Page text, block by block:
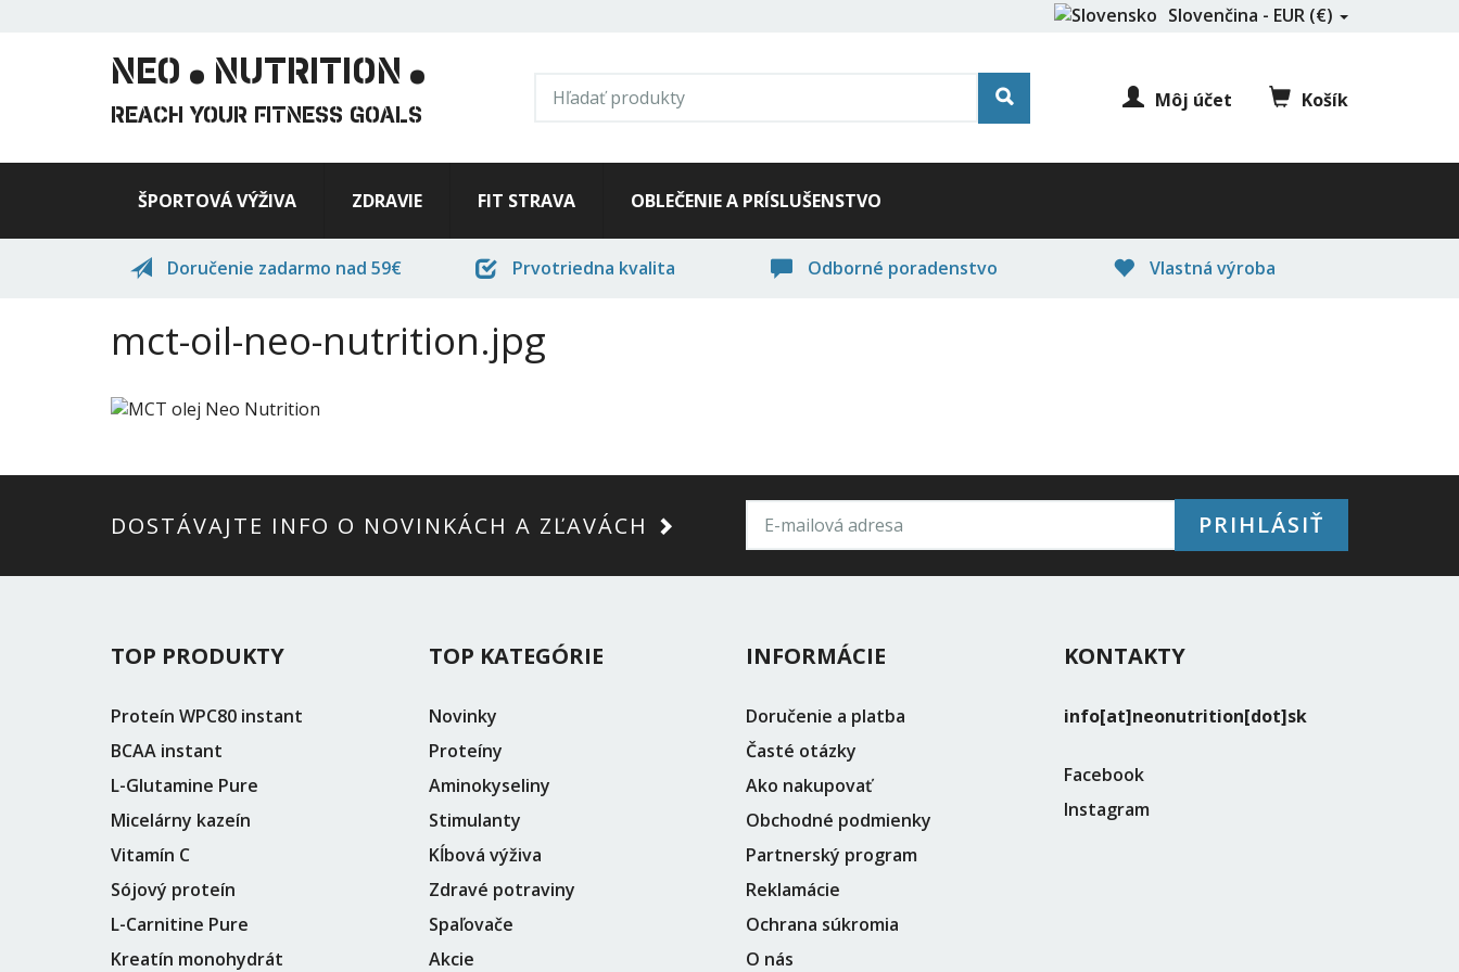
Slovenčina - EUR (€)
NEO . NUTRITION .
REACH YOUR FITNESS GOALS
Môj účet Košík
ŠPORTOVÁ VÝŽIVA ZDRAVIE FIT STRAVA OBLEČENIE A PRÍSLUŠENSTVO
Doručenie zadarmo nad 59€ Prvotriedna kvalita Odborné poradenstvo Vlastná výroba
mct-oil-neo-nutrition.jpg
DOSTÁVAJTE INFO O NOVINKÁCH A ZĽAVÁCH PRIHLÁSIŤ
KONTAKTY
info[at]neonutrition[dot]sk
Facebook
Instagram
INFORMÁCIE
Doručenie a platba
Časté otázky
Ako nakupovať
Obchodné podmienky
Partnerský program
Reklamácie
Ochrana súkromia
O nás
TOP PRODUKTY
Proteín WPC80 instant
BCAA instant
L-Glutamine Pure
Micelárny kazeín
Vitamín C
Sójový proteín
L-Carnitine Pure
Kreatín monohydrát
TOP KATEGÓRIE
Novinky
Proteíny
Aminokyseliny
Stimulanty
Kĺbová výživa
Zdravé potraviny
Spaľovače
Akcie